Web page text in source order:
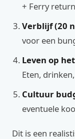
+ Ferry
Verblijf (20
voor een
Leven op
Eten,
Cultuur
eventuele
Dit is een